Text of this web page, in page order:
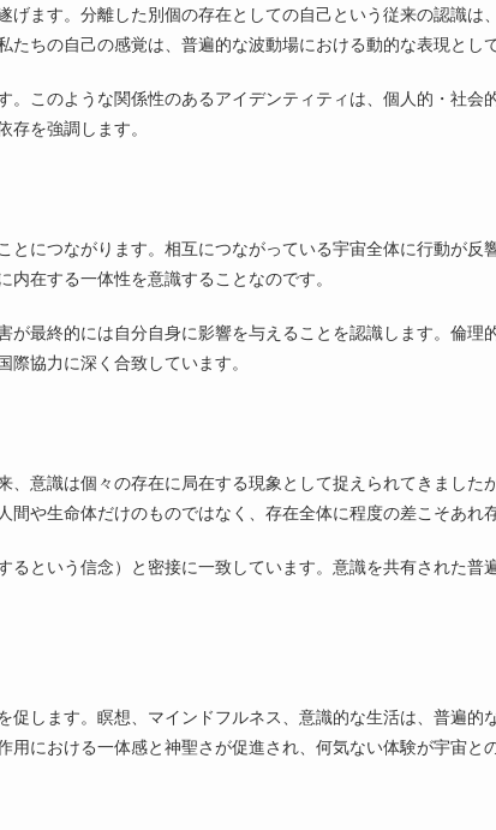
ます。分離した別個の存在としての自己という従来の認識
ちの自己の感覚は、普遍的な波動場における動的な表現とし
このような関係性のあるアイデンティティは、個人的・社
を強調します。
につながります。相互につながっている宇宙全体に行動が
在する一体性を意識することなのです。
最終的には自分自身に影響を与えることを認識します。倫
協力に深く合致しています。
、意識は個々の存在に局在する現象として捉えられてきました
や生命体だけのものではなく、存在全体に程度の差こそあれ
という信念）と密接に一致しています。意識を共有された
します。瞑想、マインドフルネス、意識的な生活は、普遍
における一体感と神聖さが促進され、何気ない体験が宇宙と